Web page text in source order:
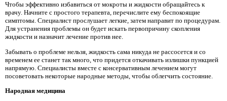
Чтобы эффективно избавиться от мокроты и жидкости обращайтесь к
врачу. Начните с простого терапевта, перечислите ему беспокоящие
симптомы. Специалист прослушает легкие, затем направит по процедурам.
Для устранения проблемы он будет искать первопричину скопления
жидкости и назначит лечение против нее.
Забывать о проблеме нельзя, жидкость сама никуда не рассосется и со
временем ее станет так много, что придется откачивать излишки пункцией
напрямую. Специалисты вместе с консервативным лечением могут
посоветовать некоторые народные методы, чтобы облегчить состояние.
Народная медицина